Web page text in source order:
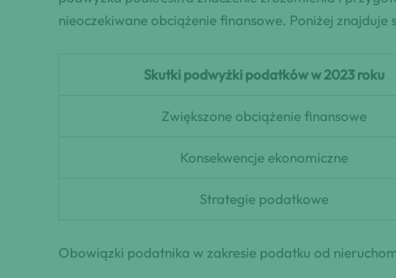
nieoczekiwane obciążenie finansowe. Poniżej
Skutki podwyżki podatków w 2023 roku
Zwiększone obciążenie finansowe
Konsekwencje ekonomiczne
Strategie podatkowe
Obowiązki podatnika w zakresie podatku od